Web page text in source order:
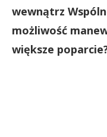
wewnątrz
możliwość
większe